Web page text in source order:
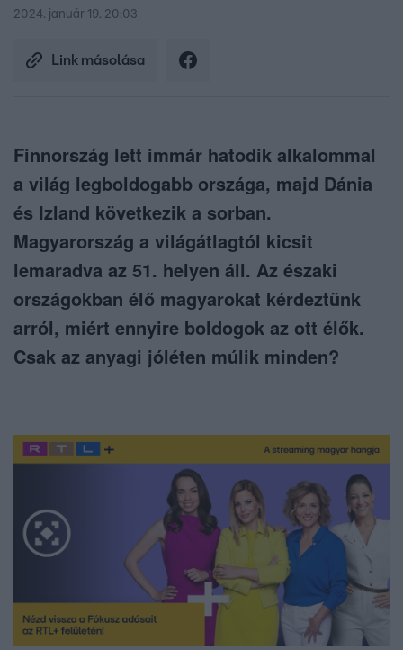
2024. január 19. 20:03
Link másolása
Finnország lett immár hatodik alkalommal
a világ legboldogabb országa, majd Dánia
és Izland következik a sorban.
Magyarország a világátlagtól kicsit
lemaradva az 51. helyen áll. Az északi
országokban élő magyarokat kérdeztünk
arról, miért ennyire boldogok az ott élők.
Csak az anyagi jóléten múlik minden?